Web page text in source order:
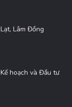
Lâm Đồng
hoạch và Đầu tư